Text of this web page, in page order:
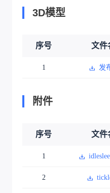
3D模型
序号 文件
1 发
附件
序号 文件
1
2